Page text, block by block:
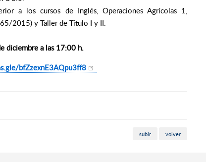
a los cursos de Inglés, Operaciones Agrícolas 1,
2015) y Taller de Título I y II.
diciembre a las 17:00 h.
bfZzexnE3AQpu3ff8
subir volver